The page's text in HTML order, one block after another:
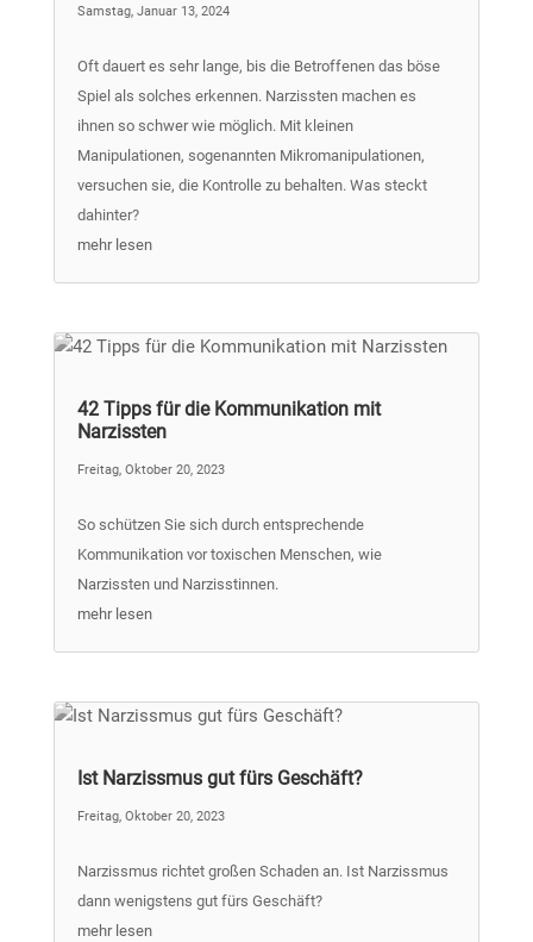
Samstag, Januar 13, 2024
Oft dauert es sehr lange, bis die Betroffenen das böse
Spiel als solches erkennen. Narzissten machen es
ihnen so schwer wie möglich. Mit kleinen
Manipulationen, sogenannten Mikromanipulationen,
versuchen sie, die Kontrolle zu behalten. Was steckt
dahinter?
mehr lesen
42 Tipps für die Kommunikation mit
Narzissten
Freitag, Oktober 20, 2023
So schützen Sie sich durch entsprechende
Kommunikation vor toxischen Menschen, wie
Narzissten und Narzisstinnen.
mehr lesen
Ist Narzissmus gut fürs Geschäft?
Freitag, Oktober 20, 2023
Narzissmus richtet großen Schaden an. Ist Narzissmus
dann wenigstens gut fürs Geschäft?
mehr lesen